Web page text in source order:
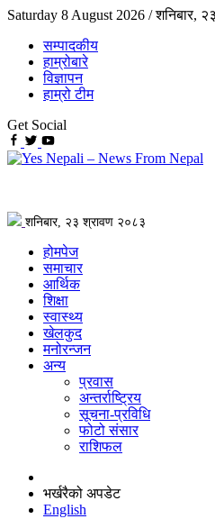
Saturday 8 August 2026 /शनिबार,
सम्पादकीय
हाम्रोबारे
विज्ञापन
हाम्रो टीम
Get Social
शनिबार, २३ श्रावण २०८३
होमपेज
समाचार
आर्थिक
शिक्षा
स्वास्थ्य
खेलकुद
मनोरन्जन
अन्य
प्रवास
अन्तर्राष्ट्रिय
सूचना-प्रविधि
फोटो संसार
राशिफल
भर्खरैको अपडेट
English